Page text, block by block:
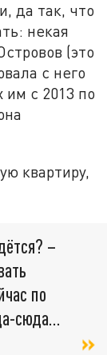
да так, что
некая
(это
с него
им с 2013 по
квартиру,
–
по
сюда...